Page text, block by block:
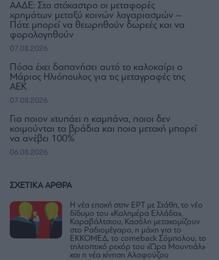
ΣΧΕΤΙΚΑ ΑΡΘΡΑ
Η νέα εποχή στην ΕΡΤ με Στάθη, το νέο
δίδυμο του «Καλημέρα Ελλάδα»,
Καραβάλτσιου, Κασόλη μετακομίζουν
στο Ραδιομέγαρο, η μάχη για το
ΕΚΚΟΜΕΔ, το comeback Σόμπολου, το
τηλεοπτικό ρεκόρ του «Ώρα Μουντιάλ»
και η νέα κίνηση Αλαφούζου
ΑΑΔΕ: Στο στόχαστρο οι μεταφορές
χρημάτων μεταξύ κοινών λογαριασμών –
Πότε μπορεί να θεωρηθούν δωρεές και να
φορολογηθούν
07.08.2026
Πόσα έχει δαπανήσει αυτό το καλοκαίρι ο
Μάριος Ηλιόπουλος για τις μεταγραφές της
ΑΕΚ
07.08.2026
Για ποιον χτυπάει η καμπάνα, ποιοι δεν
κοιμούνται τα βράδια και ποια μετοχή μπορεί
να ανέβει 100%
06.08.2026